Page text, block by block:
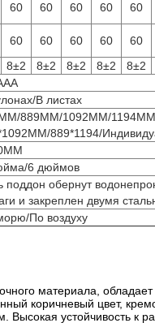
60 60 60 60 60
60 60 60 60 60
8±2 8±2 8±2 8±2 8±2
В листах
889MM/1092MM/
889*1194/
6 дюймов
поддон обернут
и закреплен двумя
По воздуху
материала,
коричневый цвет,
устойчивость к